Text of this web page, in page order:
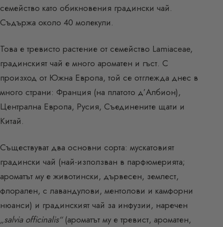
семейство като обикновения градински чай.
Съдържа около 40 молекули.
Това е тревисто растение от семейство Lamiaceae,
градинският чай е много ароматен и гъст. С
произход от Южна Европа, той се отглежда днес в
много страни: Франция (на платото д’Албион),
Централна Европа, Русия, Съединените щати и
Китай.
Съществуват два основни сорта: мускатовият
градински чай (най-използван в парфюмерията;
ароматът му е животински, дървесен, землест,
флорален, с лавандулови, ментолови и камфорни
нюанси) и градинският чай за инфузии, наречен
„salvia officinalis“(ароматът му е тревист, ароматен,